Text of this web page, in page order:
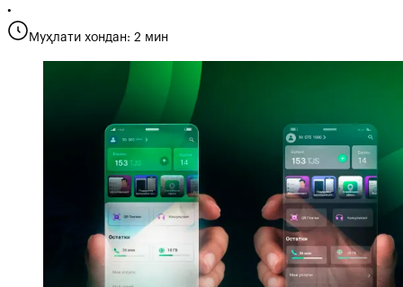
•
Муҳлати хондан: 2 мин